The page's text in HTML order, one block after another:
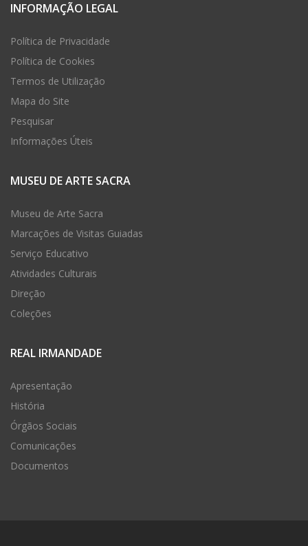
INFORMAÇÃO LEGAL
Política de Privacidade
Política de Cookies
Termos de Utilização
Mapa do Site
Pesquisar
Informações Úteis
MUSEU DE ARTE SACRA
Museu de Arte Sacra
Marcações de Visitas Guiadas
Serviço Educativo
Atividades Culturais
Direção
Coleções
REAL IRMANDADE
Apresentação
História
Órgãos Sociais
Comunicações
Documentos